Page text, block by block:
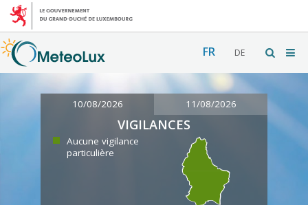
FR DE
10/08/2026 11/08/2026
VIGILANCES
Aucune vigilance
particulière